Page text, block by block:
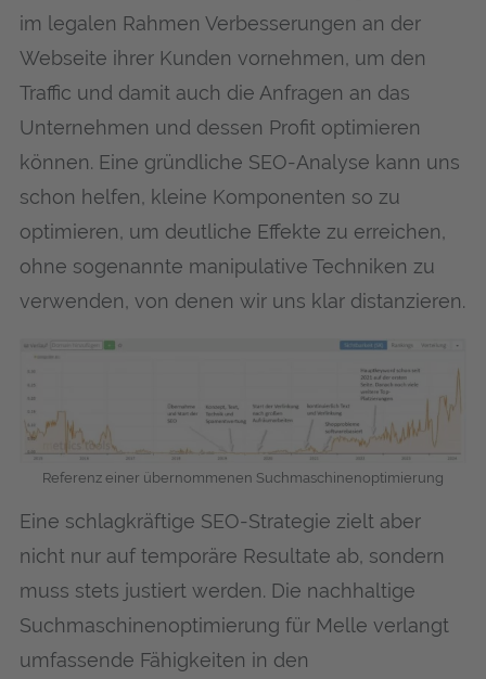
im legalen Rahmen Verbesserungen an der
Webseite ihrer Kunden vornehmen, um den
Traffic und damit auch die Anfragen an das
Unternehmen und dessen Profit optimieren
können. Eine gründliche SEO-Analyse kann uns
schon helfen, kleine Komponenten so zu
optimieren, um deutliche Effekte zu erreichen,
ohne sogenannte manipulative Techniken zu
verwenden, von denen wir uns klar distanzieren.
Referenz einer übernommenen Suchmaschinenoptimierung
Eine schlagkräftige SEO-Strategie zielt aber
nicht nur auf temporäre Resultate ab, sondern
muss stets justiert werden. Die nachhaltige
Suchmaschinenoptimierung für Mel­le verlangt
umfassende Fähigkeiten in den